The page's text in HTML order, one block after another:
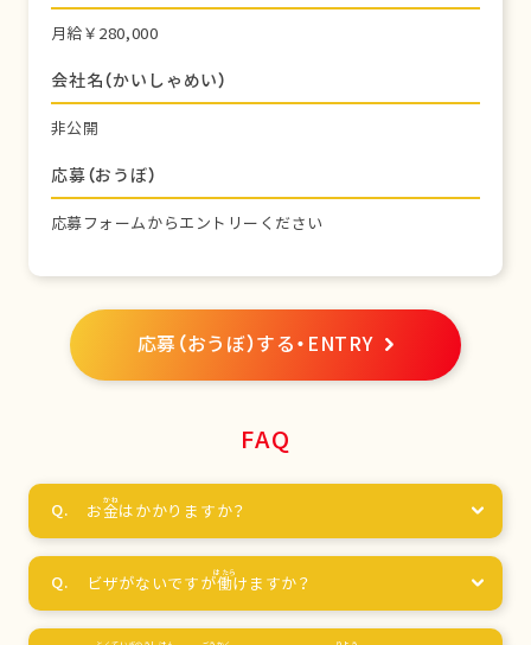
月給￥280,000
会社名（かいしゃめい）
非公開
応募（おうぼ）
応募フォームからエントリーください
応募（おうぼ）する・ENTRY
FAQ
お金はかかりますか？
ビザがないですが働けますか？